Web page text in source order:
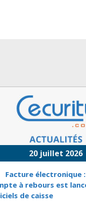
20 juillet 2026
Facture électronique
à rebours est
de caisse